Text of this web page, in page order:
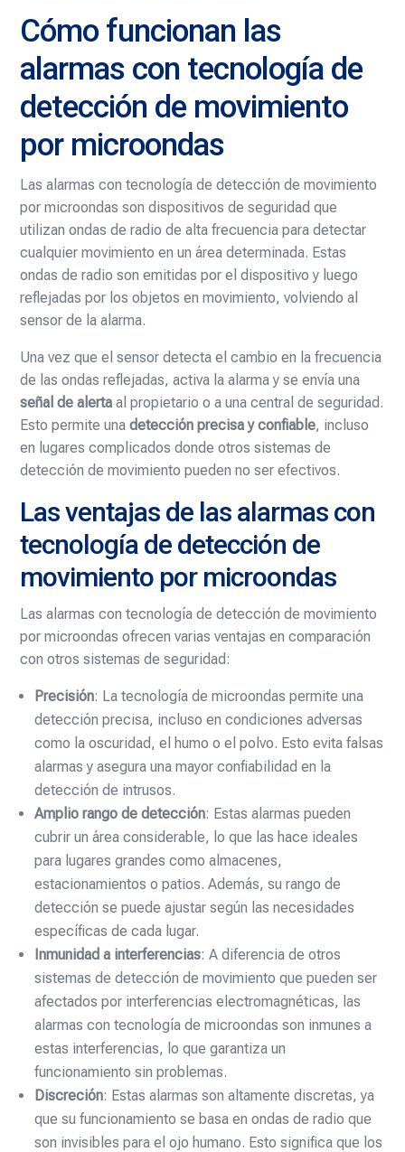
Cómo funcionan las
alarmas con tecnología de
detección de movimiento
por microondas
Las alarmas con tecnología de detección de movimiento
por microondas son dispositivos de seguridad que
utilizan ondas de radio de alta frecuencia para detectar
cualquier movimiento en un área determinada. Estas
ondas de radio son emitidas por el dispositivo y luego
reflejadas por los objetos en movimiento, volviendo al
sensor de la alarma.
Una vez que el sensor detecta el cambio en la frecuencia
de las ondas reflejadas, activa la alarma y se envía una
señal de alerta al propietario o a una central de seguridad.
Esto permite unadetección precisa y confiable, incluso
en lugares complicados donde otros sistemas de
detección de movimiento pueden no ser efectivos.
Las ventajas de las alarmas con
tecnología de detección de
movimiento por microondas
Las alarmas con tecnología de detección de movimiento
por microondas ofrecen varias ventajas en comparación
con otros sistemas de seguridad:
Precisión: La tecnología de microondas permite una
detección precisa, incluso en condiciones adversas
como la oscuridad, el humo o el polvo. Esto evita falsas
alarmas y asegura una mayor confiabilidad en la
detección de intrusos.
Amplio rango de detección: Estas alarmas pueden
cubrir un área considerable, lo que las hace ideales
para lugares grandes como almacenes,
estacionamientos o patios. Además, su rango de
detección se puede ajustar según las necesidades
específicas de cada lugar.
Inmunidad a interferencias: A diferencia de otros
sistemas de detección de movimiento que pueden ser
afectados por interferencias electromagnéticas, las
alarmas con tecnología de microondas son inmunes a
estas interferencias, lo que garantiza un
funcionamiento sin problemas.
Discreción: Estas alarmas son altamente discretas, ya
que su funcionamiento se basa en ondas de radio que
son invisibles para el ojo humano. Esto significa que los